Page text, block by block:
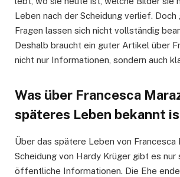
Leben nach der Scheidung verlief. Doch
Fragen lassen sich nicht vollständig
Deshalb braucht ein guter Artikel über
nicht nur Informationen, sondern auch
Was über Francesca
späteres Leben bekannt
Über das spätere Leben von Francesca
Scheidung von Hardy Krüger gibt es nur
öffentliche Informationen. Die Ehe